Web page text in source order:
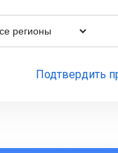
Подтвердить